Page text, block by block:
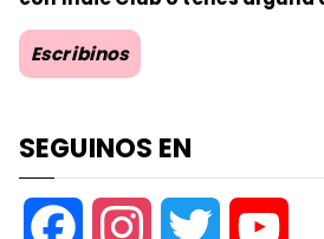
Escribinos
SEGUINOS EN